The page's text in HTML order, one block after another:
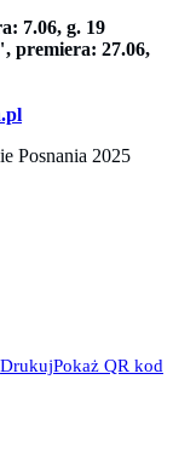
7.06, g. 19
, premiera: 27.06,
Posnania 2025
DrukujPokaż QR kod